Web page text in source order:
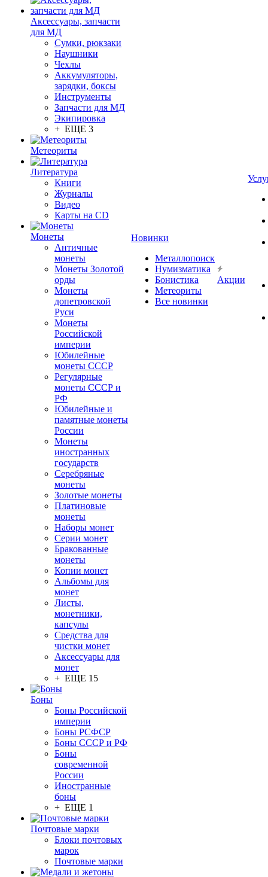
Аксессуары, запчасти
для МД
Сумки, рюкзаки
Наушники
Чехлы
Аккумуляторы,
зарядки, боксы
Инструменты
Запчасти для МД
Экипировка
+ ЕЩЕ 3
Метеориты
Литература
Книги
Журналы
Видео
Карты на CD
Монеты
Античные
монеты
Монеты Золотой
орды
Монеты
допетровской
Руси
Монеты
Российской
империи
Юбилейные
монеты СССР
Регулярные
монеты СССР и
РФ
Юбилейные и
памятные монеты
России
Монеты
иностранных
государств
Серебряные
монеты
Золотые монеты
Платиновые
монеты
Наборы монет
Серии монет
Бракованные
монеты
Копии монет
Альбомы для
монет
Листы,
монетники,
капсулы
Средства для
чистки монет
Аксессуары для
монет
+ ЕЩЕ 15
Боны
Боны Российской
империи
Боны РСФСР
Боны СССР и РФ
Боны
современной
России
Иностранные
боны
+ ЕЩЕ 1
Почтовые марки
Блоки почтовых
марок
Почтовые марки
Новинки
Металлопоиск
Нумизматика
Бонистика
Метеориты
Все новинки
Акции